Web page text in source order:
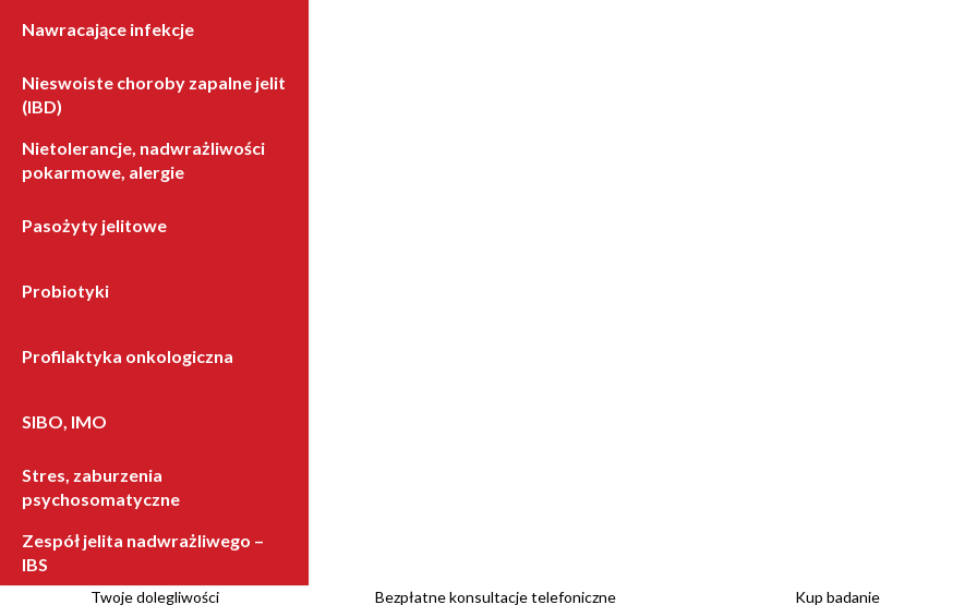
Nawracające infekcje
Nieswoiste choroby zapalne jelit
(IBD)
Nietolerancje, nadwrażliwości
pokarmowe, alergie
Pasożyty jelitowe
Probiotyki
Profilaktyka onkologiczna
SIBO, IMO
Stres, zaburzenia
psychosomatyczne
Zespół jelita nadwrażliwego –
IBS
Twoje dolegliwości Bezpłatne konsultacje telefoniczne Kup badanie